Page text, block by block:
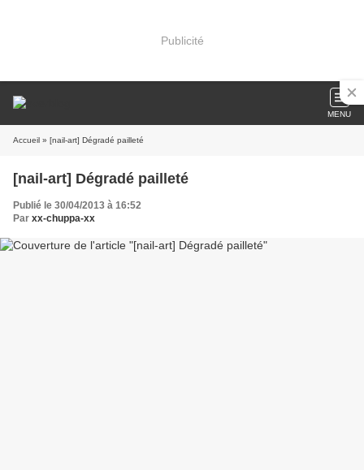
Publicité
MENU
Accueil » [nail-art] Dégradé pailleté
[nail-art] Dégradé pailleté
Publié le 30/04/2013 à 16:52
Par xx-chuppa-xx